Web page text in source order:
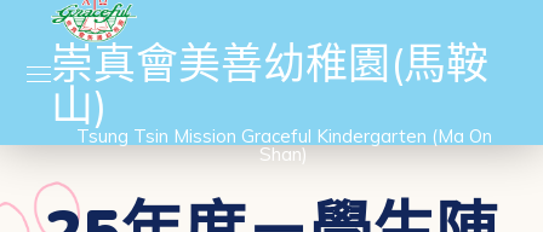
崇真會美善幼稚園(馬鞍
山)
Tsung Tsin Mission Graceful Kindergarten (Ma On
Shan)